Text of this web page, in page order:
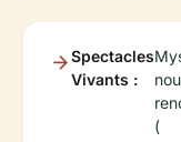
Spectacles
Vivants :
(